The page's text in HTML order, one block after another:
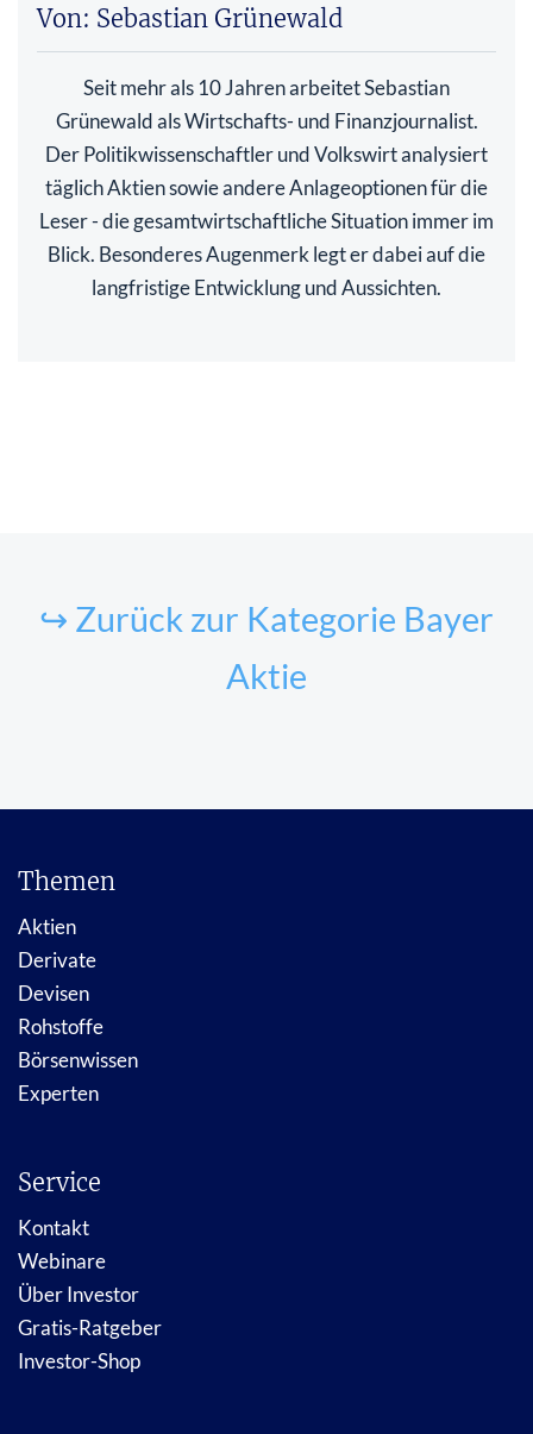
Von: Sebastian Grünewald
Seit mehr als 10 Jahren arbeitet Sebastian
Grünewald als Wirtschafts- und Finanzjournalist.
Der Politikwissenschaftler und Volkswirt analysiert
täglich Aktien sowie andere Anlageoptionen für die
Leser - die gesamtwirtschaftliche Situation immer im
Blick. Besonderes Augenmerk legt er dabei auf die
langfristige Entwicklung und Aussichten.
↪ Zurück zur Kategorie Bayer
Aktie
Themen
Aktien
Derivate
Devisen
Rohstoffe
Börsenwissen
Experten
Service
Kontakt
Webinare
Über Investor
Gratis-Ratgeber
Investor-Shop